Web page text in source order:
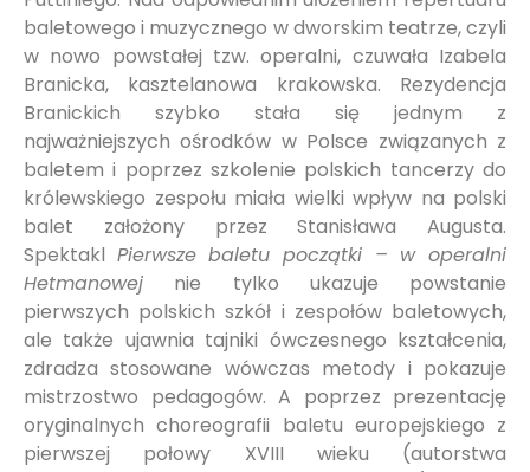
baletowego i muzycznego w dworskim teatrze, czyli
w nowo powstałej tzw. operalni, czuwała Izabela
Branicka, kasztelanowa krakowska. Rezydencja
Branickich szybko stała się jednym z
najważniejszych ośrodków w Polsce związanych z
baletem i poprzez szkolenie polskich tancerzy do
królewskiego zespołu miała wielki wpływ na polski
balet założony przez Stanisława Augusta.
Spektakl Pierwsze baletu początki – w operalni
Hetmanowej nie tylko ukazuje powstanie
pierwszych polskich szkół i zespołów baletowych,
ale także ujawnia tajniki ówczesnego kształcenia,
zdradza stosowane wówczas metody i pokazuje
mistrzostwo pedagogów. A poprzez prezentację
oryginalnych choreografii baletu europejskiego z
pierwszej połowy XVIII wieku (autorstwa